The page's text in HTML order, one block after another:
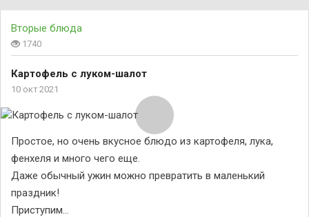
Вторые блюда
1740
Картофель с луком-шалот
10 окт 2021
Простое, но очень вкусное блюдо из картофеля, лука,
фенхеля и много чего еще.
Даже обычный ужин можно превратить в маленький
праздник!
Приступим…